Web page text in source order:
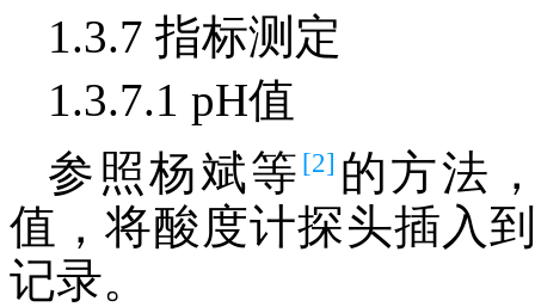
1.3.7 指标测定
1.3.7.1 pH值
参照杨斌等 [2] 的方法
值，将酸度计探头插入
记录。